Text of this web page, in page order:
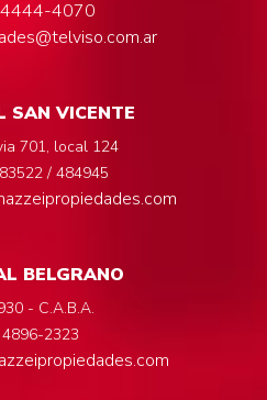
4070
SAN VICENTE
701, local 124
/ 484945
BELGRANO
- C.A.B.A.
4896-2323